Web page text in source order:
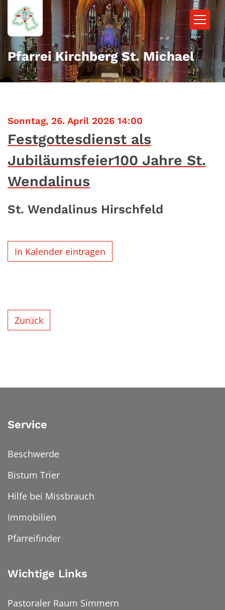
Zum Inhalt springen
Pfarrei Kirchberg St. Michael
Sonntag, 26. April 2026 14:00
Festgottesdienst als
Jubiläumsfeier100 Jahre St.
Wendalinus
St. Wendalinus Hirschfeld
In Kalender eintragen
Zurück
Service
Beschwerde
Bistum Trier
Hilfe bei Missbrauch
Immobilien
Pfarreifinder
Wichtige Links
Pastoraler Raum Simmern